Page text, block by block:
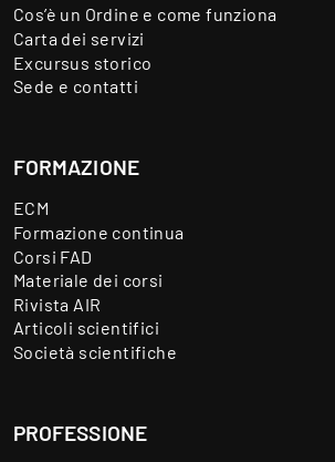
Cos’è un Ordine e come funziona
Carta dei servizi
Excursus storico
Sede e contatti
FORMAZIONE
ECM
Formazione continua
Corsi FAD
Materiale dei corsi
Rivista AIR
Articoli scientifici
Società scientifiche
PROFESSIONE